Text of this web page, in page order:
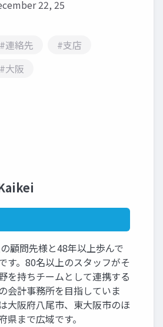
22, 25
#連絡先
#支店
#大阪
顧問先様と48年以上歩んで
す。80名以上のスタッフがそ
を持ちチームとして連携する
会計事務所を目指していま
大阪府八尾市、東大阪市のほ
県まで広域です。